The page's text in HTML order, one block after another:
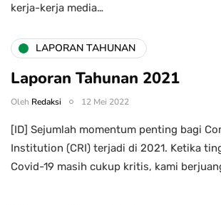
kerja-kerja media…
LAPORAN TAHUNAN
Laporan Tahunan 2021
Oleh Redaksi 12 Mei 2022
[ID] Sejumlah momentum penting bagi
Institution (CRI) terjadi di 2021. Ketika
Covid-19 masih cukup kritis, kami